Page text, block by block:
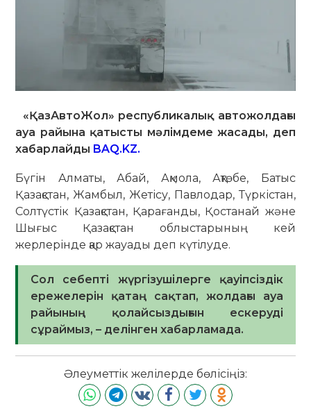
«ҚазАвтоЖол» республикалық автожолдағы
ауа райына қатысты мәлімдеме жасады, деп
хабарлайды BAQ.KZ.
Бүгін Алматы, Абай, Ақмола, Ақтөбе, Батыс
Қазақстан, Жамбыл, Жетісу, Павлодар, Түркістан,
Солтүстік Қазақстан, Қарағанды, Қостанай және
Шығыс Қазақстан облыстарының кей
жерлерінде қар жауады деп күтілуде.
Сол себепті жүргізушілерге қауіпсіздік
ережелерін қатаң сақтап, жолдағы ауа
райының қолайсыздығын ескеруді
сұраймыз, – делінген хабарламада.
Әлеуметтік желілерде бөлісіңіз: